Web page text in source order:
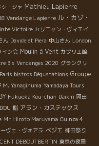
・シャ Mathieu Lapierre
Vendange Lapierre ル・カゾ・
Victoire カリニャン・ヴィエイ
ん Davide et Piera 中山さん London
イン会 Moulin à Vent カプリエ醸
Bis Vendanges 2020 グランクリ
Paris bistros Dégustations Groupe
M. Yanaginuma Yamadaya Tours
Fukuoka Kou-chan Daikin 岡田
鮨 アラン・カステックス
Mr. Hiroto Maruyama Guinza 4
ヴェ・ヴォアラ ベジエ 神田祭り
DEBOUTBERTIN 東京の夜景